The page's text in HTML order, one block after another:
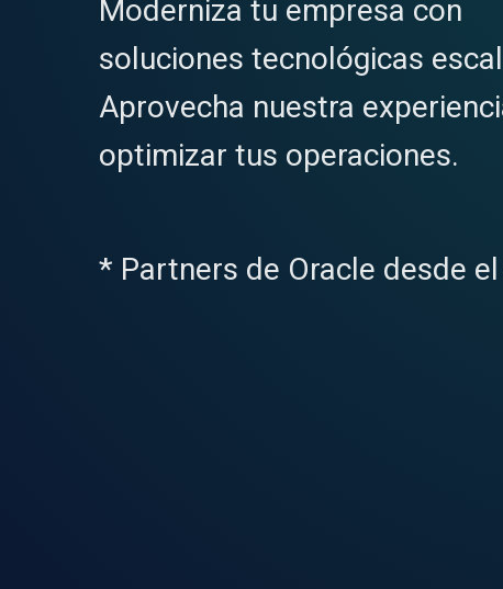
Moderniza tu empresa con
soluciones tecnológicas
Aprovecha nuestra
optimizar tus operaciones.
* Partners de Oracle desde